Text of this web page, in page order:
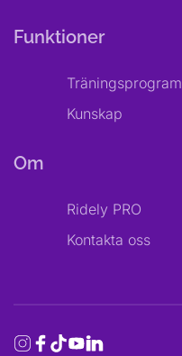
Funktioner
Träningsprogram
Kunskap
Om
Ridely PRO
Kontakta oss